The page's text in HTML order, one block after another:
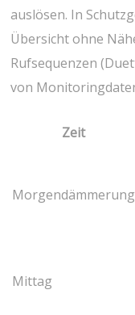
auslösen. In
Übersicht ohne
Rufsequenzen‌
von
Zeit
Morgendämmerung
Mittag